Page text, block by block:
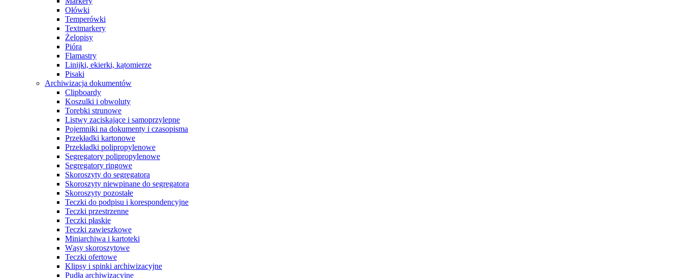
Ołówki
Temperówki
Textmarkery
Żelopisy
Pióra
Flamastry
Linijki, ekierki, kątomierze
Pisaki
Archiwizacja dokumentów
Clipboardy
Koszulki i obwoluty
Torebki strunowe
Listwy zaciskające i samoprzylepne
Pojemniki na dokumenty i czasopisma
Przekładki kartonowe
Przekładki polipropylenowe
Segregatory polipropylenowe
Segregatory ringowe
Skoroszyty do segregatora
Skoroszyty niewpinane do segregatora
Skoroszyty pozostałe
Teczki do podpisu i korespondencyjne
Teczki przestrzenne
Teczki płaskie
Teczki zawieszkowe
Miniarchiwa i kartoteki
Wąsy skoroszytowe
Teczki ofertowe
Klipsy i spinki archiwizacyjne
Pudła archiwizacyjne